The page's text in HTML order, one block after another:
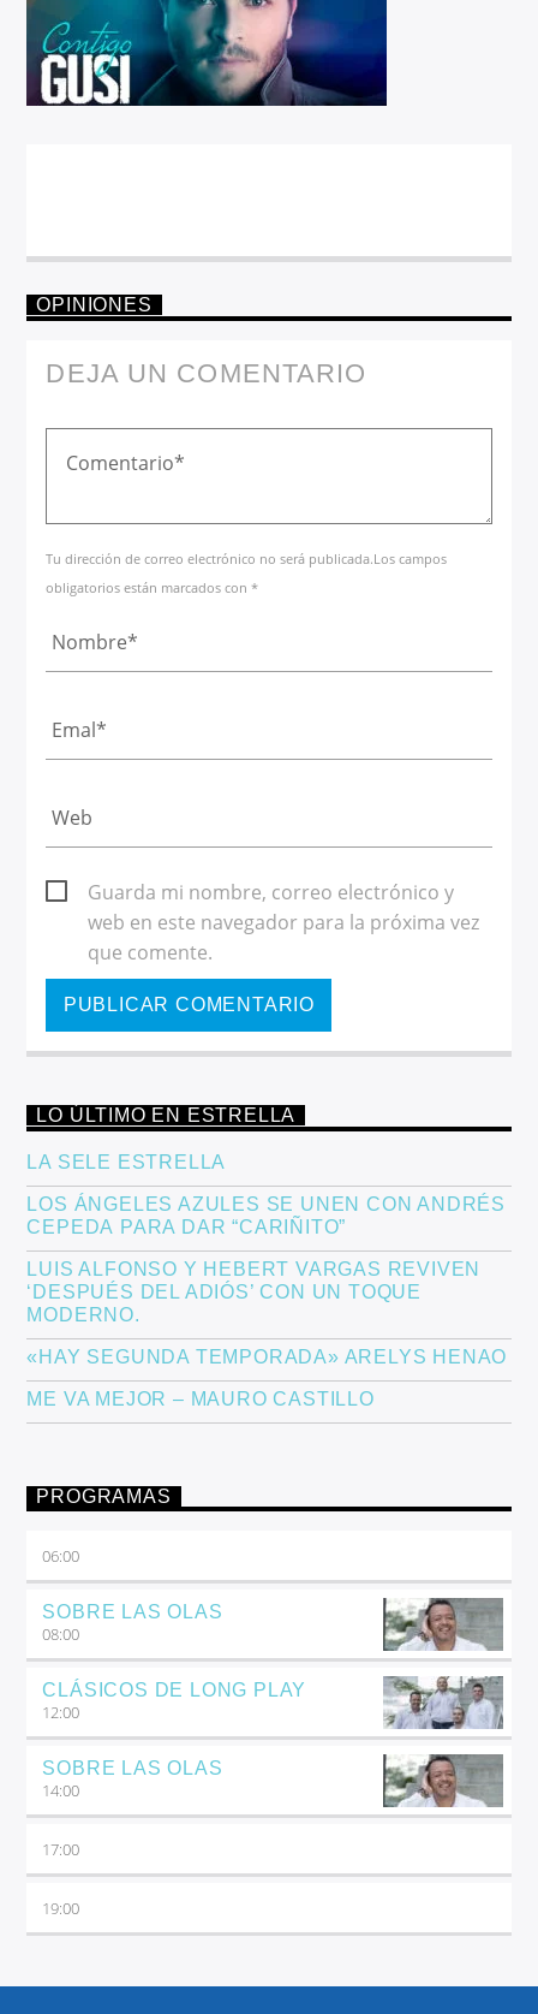
OPINIONES
DEJA UN COMENTARIO
Tu dirección de correo electrónico no será publicada.Los campos
obligatorios están marcados con *
Guarda mi nombre, correo electrónico y
web en este navegador para la próxima vez
que comente.
LO ÚLTIMO EN ESTRELLA
LA SELE ESTRELLA
LOS ÁNGELES AZULES SE UNEN CON ANDRÉS
CEPEDA PARA DAR “CARIÑITO”
LUIS ALFONSO Y HEBERT VARGAS REVIVEN
‘DESPUÉS DEL ADIÓS’ CON UN TOQUE
MODERNO.
«HAY SEGUNDA TEMPORADA» ARELYS HENAO
ME VA MEJOR – MAURO CASTILLO
PROGRAMAS
06:00
SOBRE LAS OLAS
08:00
CLÁSICOS DE LONG PLAY
12:00
SOBRE LAS OLAS
14:00
17:00
19:00